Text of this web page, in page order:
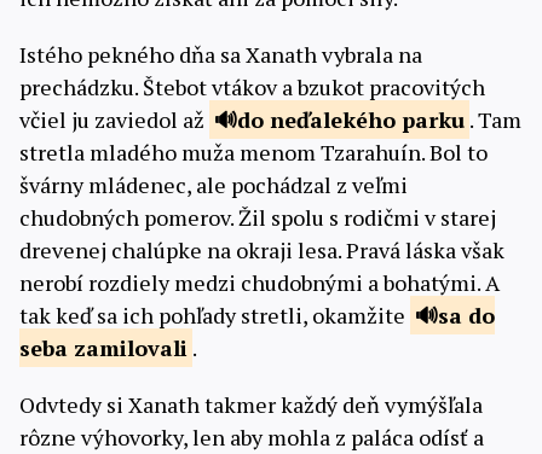
Istého pekného dňa sa Xanath vybrala na
prechádzku. Štebot vtákov a bzukot pracovitých
včiel ju zaviedol až
do neďalekého parku . Tam
stretla mladého muža menom Tzarahuín. Bol to
švárny mládenec, ale pochádzal z veľmi
chudobných pomerov. Žil spolu s rodičmi v starej
drevenej chalúpke na okraji lesa. Pravá láska však
nerobí rozdiely medzi chudobnými a bohatými. A
tak keď sa ich pohľady stretli, okamžite
sa do
seba zamilovali .
Odvtedy si Xanath takmer každý deň vymýšľala
rôzne výhovorky, len aby mohla z paláca odísť a